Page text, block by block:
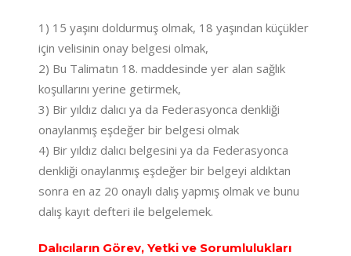
1) 15 yaşını doldurmuş olmak, 18 yaşından küçükler
için velisinin onay belgesi olmak,
2) Bu Talimatın 18. maddesinde yer alan sağlık
koşullarını yerine getirmek,
3) Bir yıldız dalıcı ya da Federasyonca denkliği
onaylanmış eşdeğer bir belgesi olmak
4) Bir yıldız dalıcı belgesini ya da Federasyonca
denkliği onaylanmış eşdeğer bir belgeyi aldıktan
sonra en az 20 onaylı dalış yapmış olmak ve bunu
dalış kayıt defteri ile belgelemek.
Dalıcıların Görev, Yetki ve Sorumlulukları